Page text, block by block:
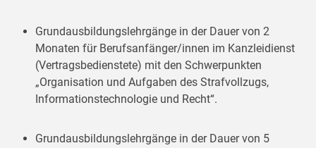
Grundausbildungslehrgänge in der Dauer von 2
Monaten für Berufsanfänger/innen im Kanzleidienst
(Vertragsbedienstete) mit den Schwerpunkten
„Organisation und Aufgaben des Strafvollzugs,
Informationstechnologie und Recht“.
Grundausbildungslehrgänge in der Dauer von 5